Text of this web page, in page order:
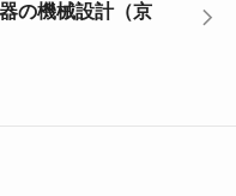
の機械設計（京